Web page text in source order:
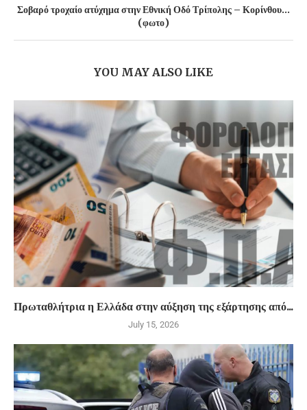
Σοβαρό τροχαίο ατύχημα στην Εθνική Οδό Τρίπολης – Κορίνθου…
(φωτο)
YOU MAY ALSO LIKE
Πρωταθλήτρια η Ελλάδα στην αύξηση της εξάρτησης από...
July 15, 2026